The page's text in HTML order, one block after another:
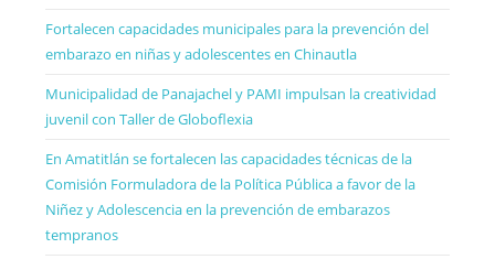
Fortalecen capacidades municipales para la prevención del
embarazo en niñas y adolescentes en Chinautla
Municipalidad de Panajachel y PAMI impulsan la creatividad
juvenil con Taller de Globoflexia
En Amatitlán se fortalecen las capacidades técnicas de la
Comisión Formuladora de la Política Pública a favor de la
Niñez y Adolescencia en la prevención de embarazos
tempranos